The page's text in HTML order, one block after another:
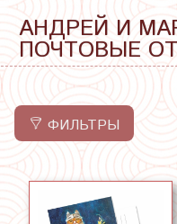
АНДРЕЙ И
ПОЧТОВЫЕ
ФИЛЬТРЫ